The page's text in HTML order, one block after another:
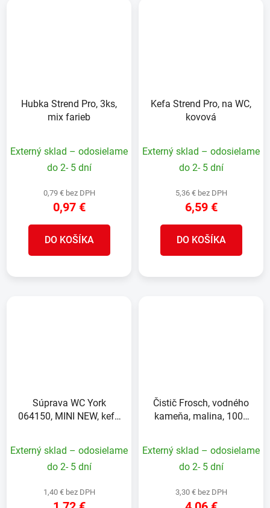
Hubka Strend Pro, 3ks,
mix farieb
Externý sklad – odosielame
do 2- 5 dní
0,79 € bez DPH
0,97 €
DO KOŠÍKA
Kefa Strend Pro, na WC,
kovová
Externý sklad – odosielame
do 2- 5 dní
5,36 € bez DPH
6,59 €
DO KOŠÍKA
Súprava WC York
064150, MINI NEW, kefa
Externý sklad – odosielame
do 2- 5 dní
1,40 € bez DPH
Čistič Frosch, vodného
kameňa, malina, 1000
Externý sklad – odosielame
do 2- 5 dní
3,30 € bez DPH